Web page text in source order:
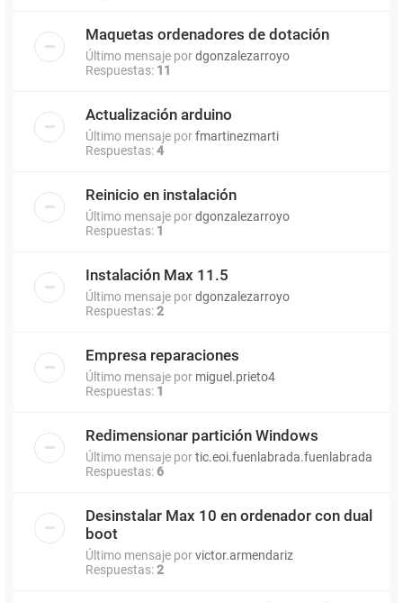
Maquetas ordenadores de dotación
Último mensaje pordgonzalezarroyo
Respuestas: 11
Actualización arduino
Último mensaje porfmartinezmarti
Respuestas:4
Reinicio en instalación
Último mensaje pordgonzalezarroyo
Respuestas: 1
Instalación Max 11.5
Último mensaje pordgonzalezarroyo
Respuestas:2
Empresa reparaciones
Último mensaje por miguel.prieto4
Respuestas: 1
Redimensionar partición Windows
Último mensaje portic.eoi.fuenlabrada.fuenlabrada
Respuestas: 6
Desinstalar Max 10 en ordenador con dual
boot
Último mensaje porvictor.armendariz
Respuestas:2